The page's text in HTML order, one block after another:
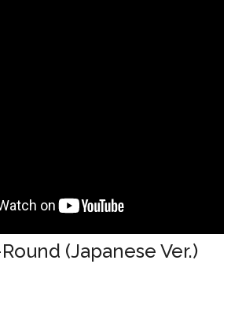
(Japanese Ver.)